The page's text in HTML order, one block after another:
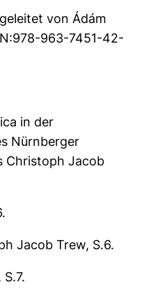
von Ádám
963-7451-42-
in der
Nürnberger
Christoph Jacob
Jacob Trew, S.6.